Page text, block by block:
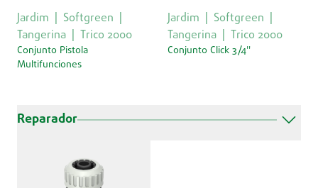
Jardim
Softgreen
Tangerina
Trico 2000
Conjunto Pistola
Multifunciones
Jardim
Softgreen
Tangerina
Trico 2000
Conjunto Click 3/4''
Reparador